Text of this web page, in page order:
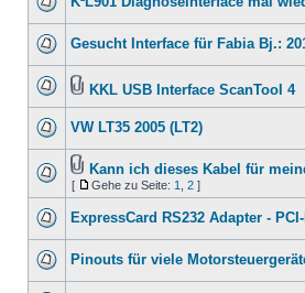
Gesucht Interface für Fabia Bj.:
KKL USB Interface ScanTool 4
VW LT35 2005 (LT2)
Kann ich dieses Kabel für
[ Gehe zu Seite: 1 2 ]
ExpressCard RS232 Adapter -
Pinouts für viele